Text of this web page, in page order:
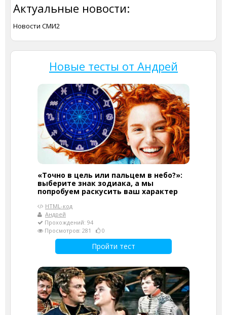
Актуальные новости:
Новости СМИ2
Новые тесты от Андрей
«Точно в цель или пальцем в небо?»:
выберите знак зодиака, а мы
попробуем раскусить ваш характер
HTML-код
Андрей
Прохождений: 94
Просмотров: 281
0
Пройти тест